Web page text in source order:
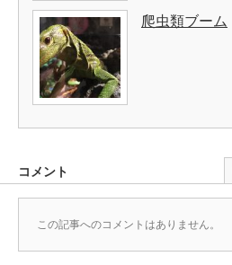
爬虫類ブーム
コメント
この記事へのコメントはありません。